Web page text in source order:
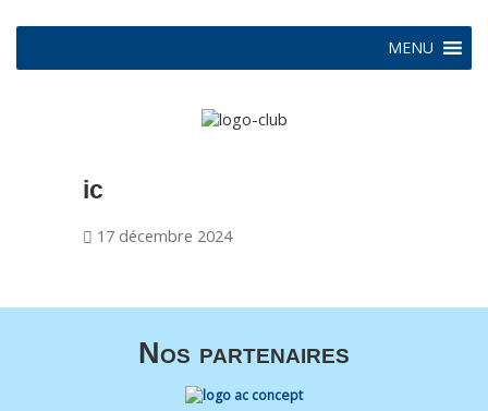
MENU
ic
17 décembre 2024
Nos partenaires